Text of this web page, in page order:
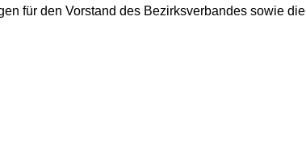
für den Vorstand des Bezirksverbandes sowie die